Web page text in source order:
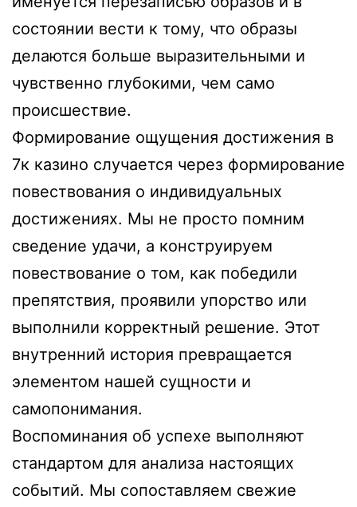
состоянии вести к тому, что образы
делаются больше выразительными и
чувственно глубокими, чем само
происшествие.
Формирование ощущения достижения в
7к казино случается через формирование
повествования о индивидуальных
достижениях. Мы не просто помним
сведение удачи, а конструируем
повествование о том, как победили
препятствия, проявили упорство или
выполнили корректный решение. Этот
внутренний история превращается
элементом нашей сущности и
самопонимания.
Воспоминания об успехе выполняют
стандартом для анализа настоящих
событий. Мы сопоставляем свежие